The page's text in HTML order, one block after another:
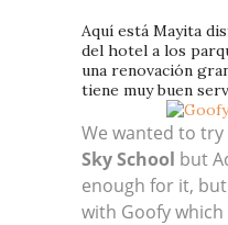
Aquí está Mayita
del hotel a los
una renovación
tiene muy buen
We wanted to
Sky School but
enough for it,
with Goofy